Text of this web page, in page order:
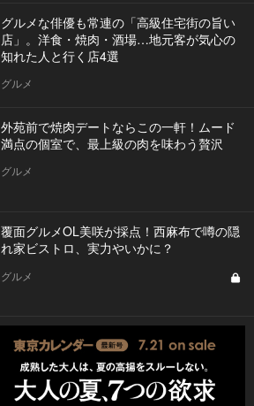
グルメな俳優も常連の「高級住宅街の旨い
店」。洋食・焼肉・酒場…地元客が気心の
知れた人と行く店4選
グルメ
外苑前で焼肉デートならこの一軒！ムード
満点の個室で、最上級の肉を味わう贅沢
グルメ
覆面グルメOL美咲が採点！西麻布で噂の隠
れ家ビストロ、実力やいかに？
グルメ